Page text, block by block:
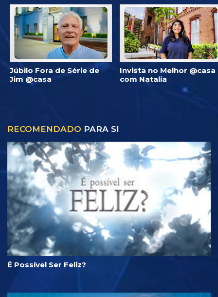
Júbilo Fora de Série de
Jim @casa
Invista no Melhor @casa
com Natalia
RECOMENDADO PARA SI
É Possível Ser Feliz?